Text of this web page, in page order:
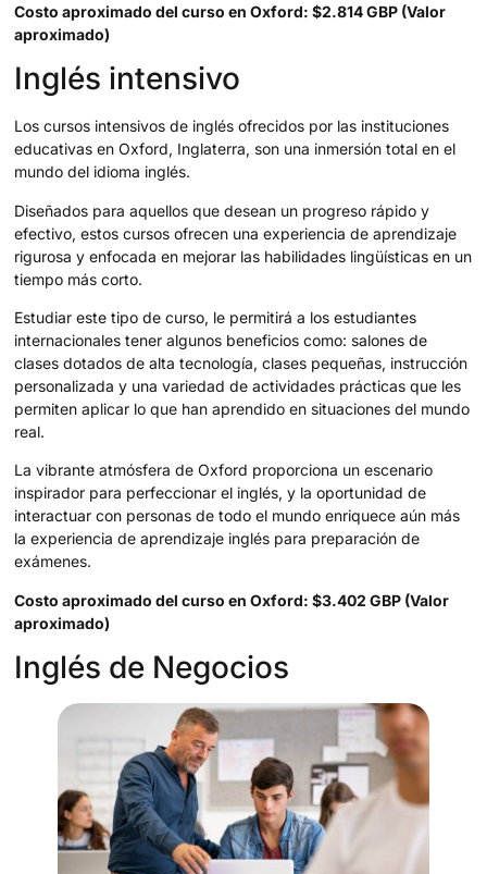
Costo aproximado del curso en Oxford: $2.814 GBP (Valor
aproximado)
Inglés intensivo
Los cursos intensivos de inglés ofrecidos por las instituciones
educativas en Oxford, Inglaterra, son una inmersión total en el
mundo del idioma inglés.
Diseñados para aquellos que desean un progreso rápido y
efectivo, estos cursos ofrecen una experiencia de aprendizaje
rigurosa y enfocada en mejorar las habilidades lingüísticas en un
tiempo más corto.
Estudiar este tipo de curso, le permitirá a los estudiantes
internacionales tener algunos beneficios como: salones de
clases dotados de alta tecnología, clases pequeñas, instrucción
personalizada y una variedad de actividades prácticas que les
permiten aplicar lo que han aprendido en situaciones del mundo
real.
La vibrante atmósfera de Oxford proporciona un escenario
inspirador para perfeccionar el inglés, y la oportunidad de
interactuar con personas de todo el mundo enriquece aún más
la experiencia de aprendizaje inglés para preparación de
exámenes.
Costo aproximado del curso en Oxford: $3.402 GBP (Valor
aproximado)
Inglés de Negocios